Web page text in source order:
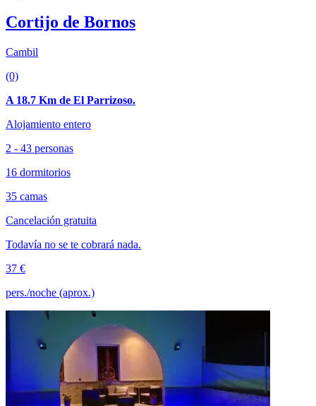
Cortijo de Bornos
Cambil
(0)
A 18.7 Km de El Parrizoso.
Alojamiento entero
2 - 43 personas
16 dormitorios
35 camas
Cancelación gratuita
Todavía no se te cobrará nada.
37 €
pers./noche (aprox.)